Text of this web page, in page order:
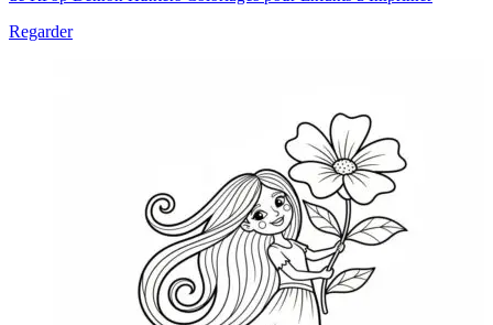
Regarder